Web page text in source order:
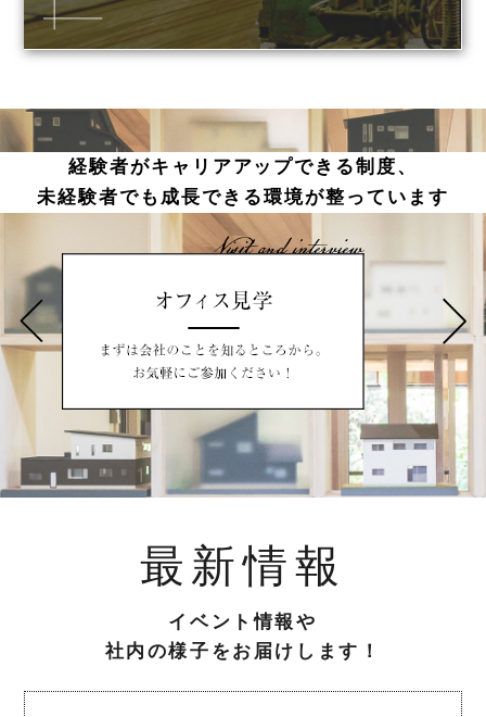
経験者がキャリアアップできる制度、
未経験者でも成長できる環境が整っています
最新情報
イベント情報や
社内の様子をお届けします！